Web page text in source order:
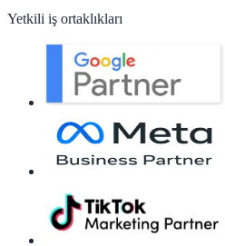
Yetkili iş ortaklıkları